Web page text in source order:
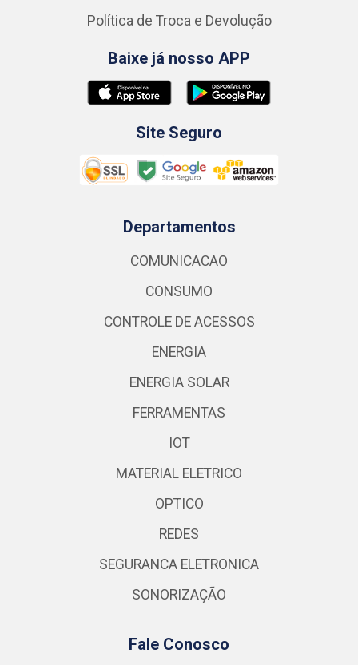
Política de Troca e Devolução
Baixe já nosso APP
Site Seguro
Departamentos
COMUNICACAO
CONSUMO
CONTROLE DE ACESSOS
ENERGIA
ENERGIA SOLAR
FERRAMENTAS
IOT
MATERIAL ELETRICO
OPTICO
REDES
SEGURANCA ELETRONICA
SONORIZAÇÃO
Fale Conosco